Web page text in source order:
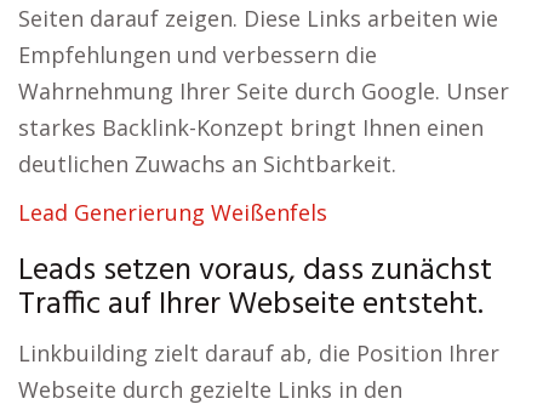
Seiten darauf zeigen. Diese Links arbeiten wie
Empfehlungen und verbessern die
Wahrnehmung Ihrer Seite durch Google. Unser
starkes Backlink-Konzept bringt Ihnen einen
deutlichen Zuwachs an Sichtbarkeit.
Lead Generierung Weißenfels
Leads setzen voraus, dass zunächst
Traffic auf Ihrer Webseite entsteht.
Linkbuilding zielt darauf ab, die Position Ihrer
Webseite durch gezielte Links in den